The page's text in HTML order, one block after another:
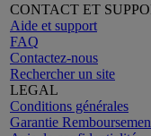
CONTACT ET
Aide et support
FAQ
Contactez-nous
Rechercher un site
LEGAL
Conditions générales
Garantie